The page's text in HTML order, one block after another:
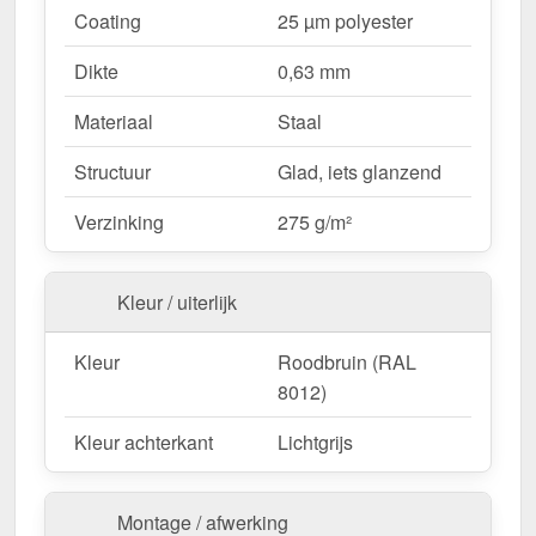
dankzij directe schroefverbinding.
Vaste lengtes– 2,00 m, bespaart tijd en
vermindert afval.
Ideaal voor de volgende toepassingen:
Dakdalen voor trapezium- en golfplaten–
Veilige afwatering en bescherming van het
dakoppervlak.
waterschade aan dakaansluitingen.
voor kleine dakoppervlakken.
Commerciële gebouwen & industriële hallen
Effectieve waterafvoer voor grote
Agrarische gebouwen– Weerbestendig voor
stallen & machinehallen.
Coating
25 µm polyester
Dikte
0,63 mm
Materiaal
Staal
Structuur
Glad, iets glanzend
Verzinking
275 g/m²
Kleur / uiterlijk
Kleur
Roodbruin (RAL
8012)
Kleur achterkant
Lichtgrijs
Montage / afwerking